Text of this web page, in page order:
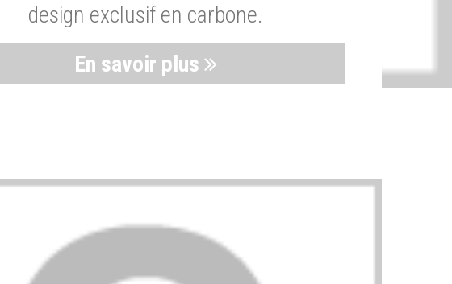
design exclusif en carbone.
En savoir plus